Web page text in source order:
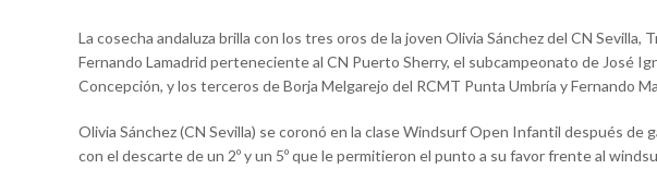
La cosecha andaluza brilla con los tres oros de la joven Olivia Sánchez del CN
Fernando Lamadrid perteneciente al CN Puerto Sherry, el subcampeonato de José
Concepción, y los terceros de Borja Melgarejo del RCMT Punta Umbría y Fernando
Olivia Sánchez (CN Sevilla) se coronó en la clase Windsurf Open Infantil después de
con el descarte de un 2º y un 5º que le permitieron el punto a su favor frente al